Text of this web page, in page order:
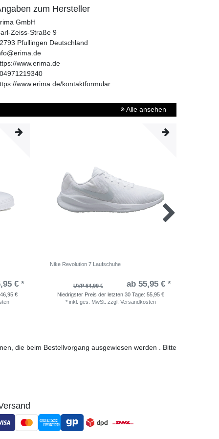
zum Hersteller
GmbH
Zeiss-Straße 9
Pfullingen Deutschland
www.erima.de
www.erima.de/kontaktformular
Alle ansehen
€ *
46,95 €
Nike Revolution 7 Laufschuhe
UVP 64,99 € ab 55,95 € *
Niedrigster Preis der letzten 30 Tage: 55,95 €
* inkl. ges. MwSt. zzgl. Versandkosten
die beim Bestellvorgang ausgewiesen werden . Bitte